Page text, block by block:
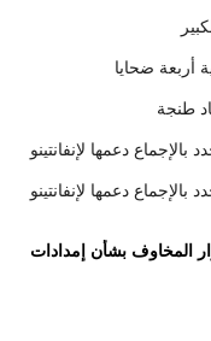
طنجة
بالإجماع دعمها لإنفانتينو
بالإجماع دعمها لإنفانتينو
المخاوف بشأن إمدادات